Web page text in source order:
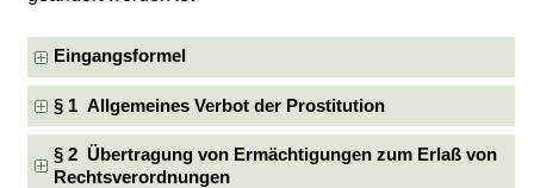
Eingangsformel
§ 1 Allgemeines Verbot der Prostitution
§ 2 Übertragung von Ermächtigungen zum Erlaß von
Rechtsverordnungen